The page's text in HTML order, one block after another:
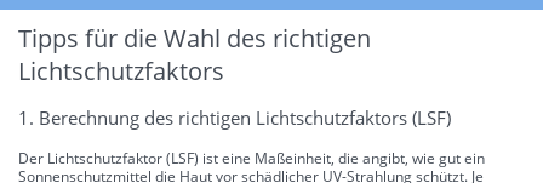
Tipps für die Wahl des richtigen
Lichtschutzfaktors
1. Berechnung des richtigen Lichtschutzfaktors (LSF)
Der Lichtschutzfaktor (LSF) ist eine Maßeinheit, die angibt, wie gut ein
Sonnenschutzmittel die Haut vor schädlicher UV-Strahlung schützt. Je